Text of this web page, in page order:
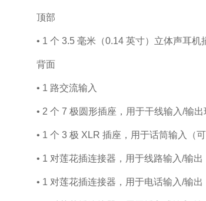
顶部
• 1 个 3.5 毫米（0.14 英寸）立体声耳机
背面
• 1 路交流输入
• 2 个 7 极圆形插座，用于干线输入/输
• 1 个 3 极 XLR 插座，用于话筒输入（
• 1 对莲花插连接器，用于线路输入/输出
• 1 对莲花插连接器，用于电话输入/输出